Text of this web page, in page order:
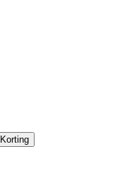
Korting